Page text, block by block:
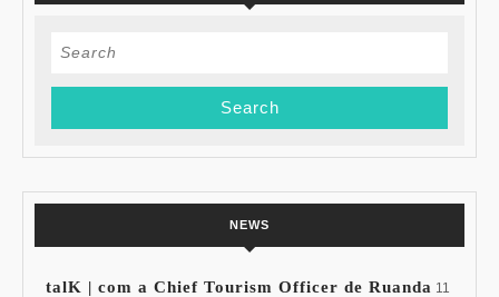
Search
NEWS
talK | com a Chief Tourism Officer de Ruanda 11